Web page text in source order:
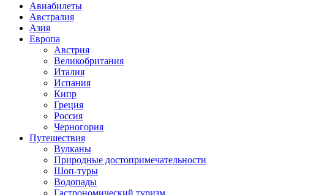
Авиабилеты
Австралия
Азия
Европа
Австрия
Великобритания
Италия
Испания
Кипр
Греция
Россия
Черногория
Путешествия
Вулканы
Природные достопримечательности
Шоп-туры
Водопады
Гастрономический туризм